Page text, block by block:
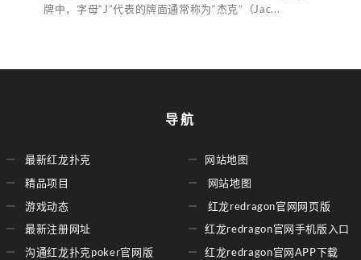
牌中，字母“J”代表的牌面通常称为“杰克”（Jac...
导航
最新红龙扑克
精品项目
游戏动态
最新注册网址
沟通红龙扑克poker官网版
网站地图
网站地图
红龙redragon官网网页版
红龙redragon官网手机版入口
红龙redragon官网APP下载